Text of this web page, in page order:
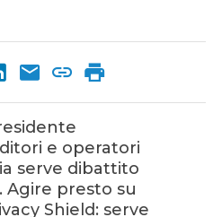
e operatori
serve dibattito
presto su
Shield: serve